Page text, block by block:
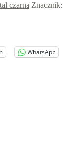
czarna Znacznik:
WhatsApp